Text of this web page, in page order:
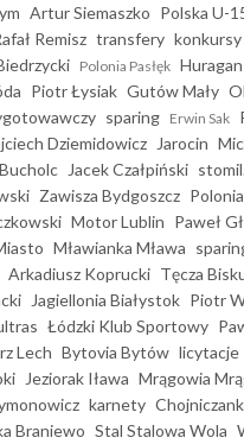
Artur Siemaszko Polska U-
Remisz transfery konkursy
Polonia Pasłęk
Piotr Łysiak Gutów Mały
sparing Erwin Sak
Dziemidowicz Jarocin
Jacek Czałpiński
Zawisza Bydgoszcz
Motor Lublin Paweł
Mławianka Mława
Arkadiusz Koprucki Tęcza
Jagiellonia Białystok Piotr
Łódzki Klub Sportowy
Lech Bytovia Bytów licytacje
Jeziorak Iława Mrągowia
karnety
Braniewo Stal Stalowa Wola